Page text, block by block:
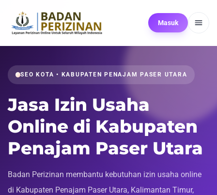
Masuk
SEO KOTA • KABUPATEN PENAJAM PASER UTARA
Jasa Izin Usaha
Online di Kabupaten
Penajam Paser Utara
Badan Perizinan membantu kebutuhan izin usaha online
di Kabupaten Penajam Paser Utara, Kalimantan Timur,